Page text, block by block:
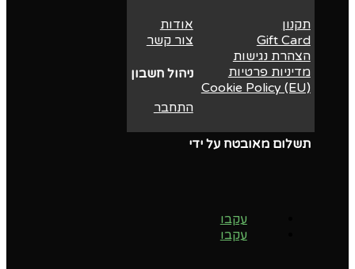
תשלום מאובטח על ידי
עקבו
עקבו
אודות
צור קשר
ניהול חשבון
התחבר
תקנון
Gift Card
הצהרת נגישות
מדיניות פרטיות
Cookie Policy (EU)